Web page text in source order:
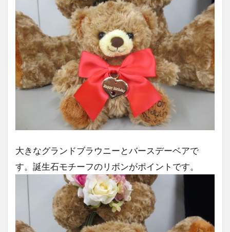
大きなグランドブラウニーとバースデーベアで
す。誕生石モチーフのリボンがポイントです。